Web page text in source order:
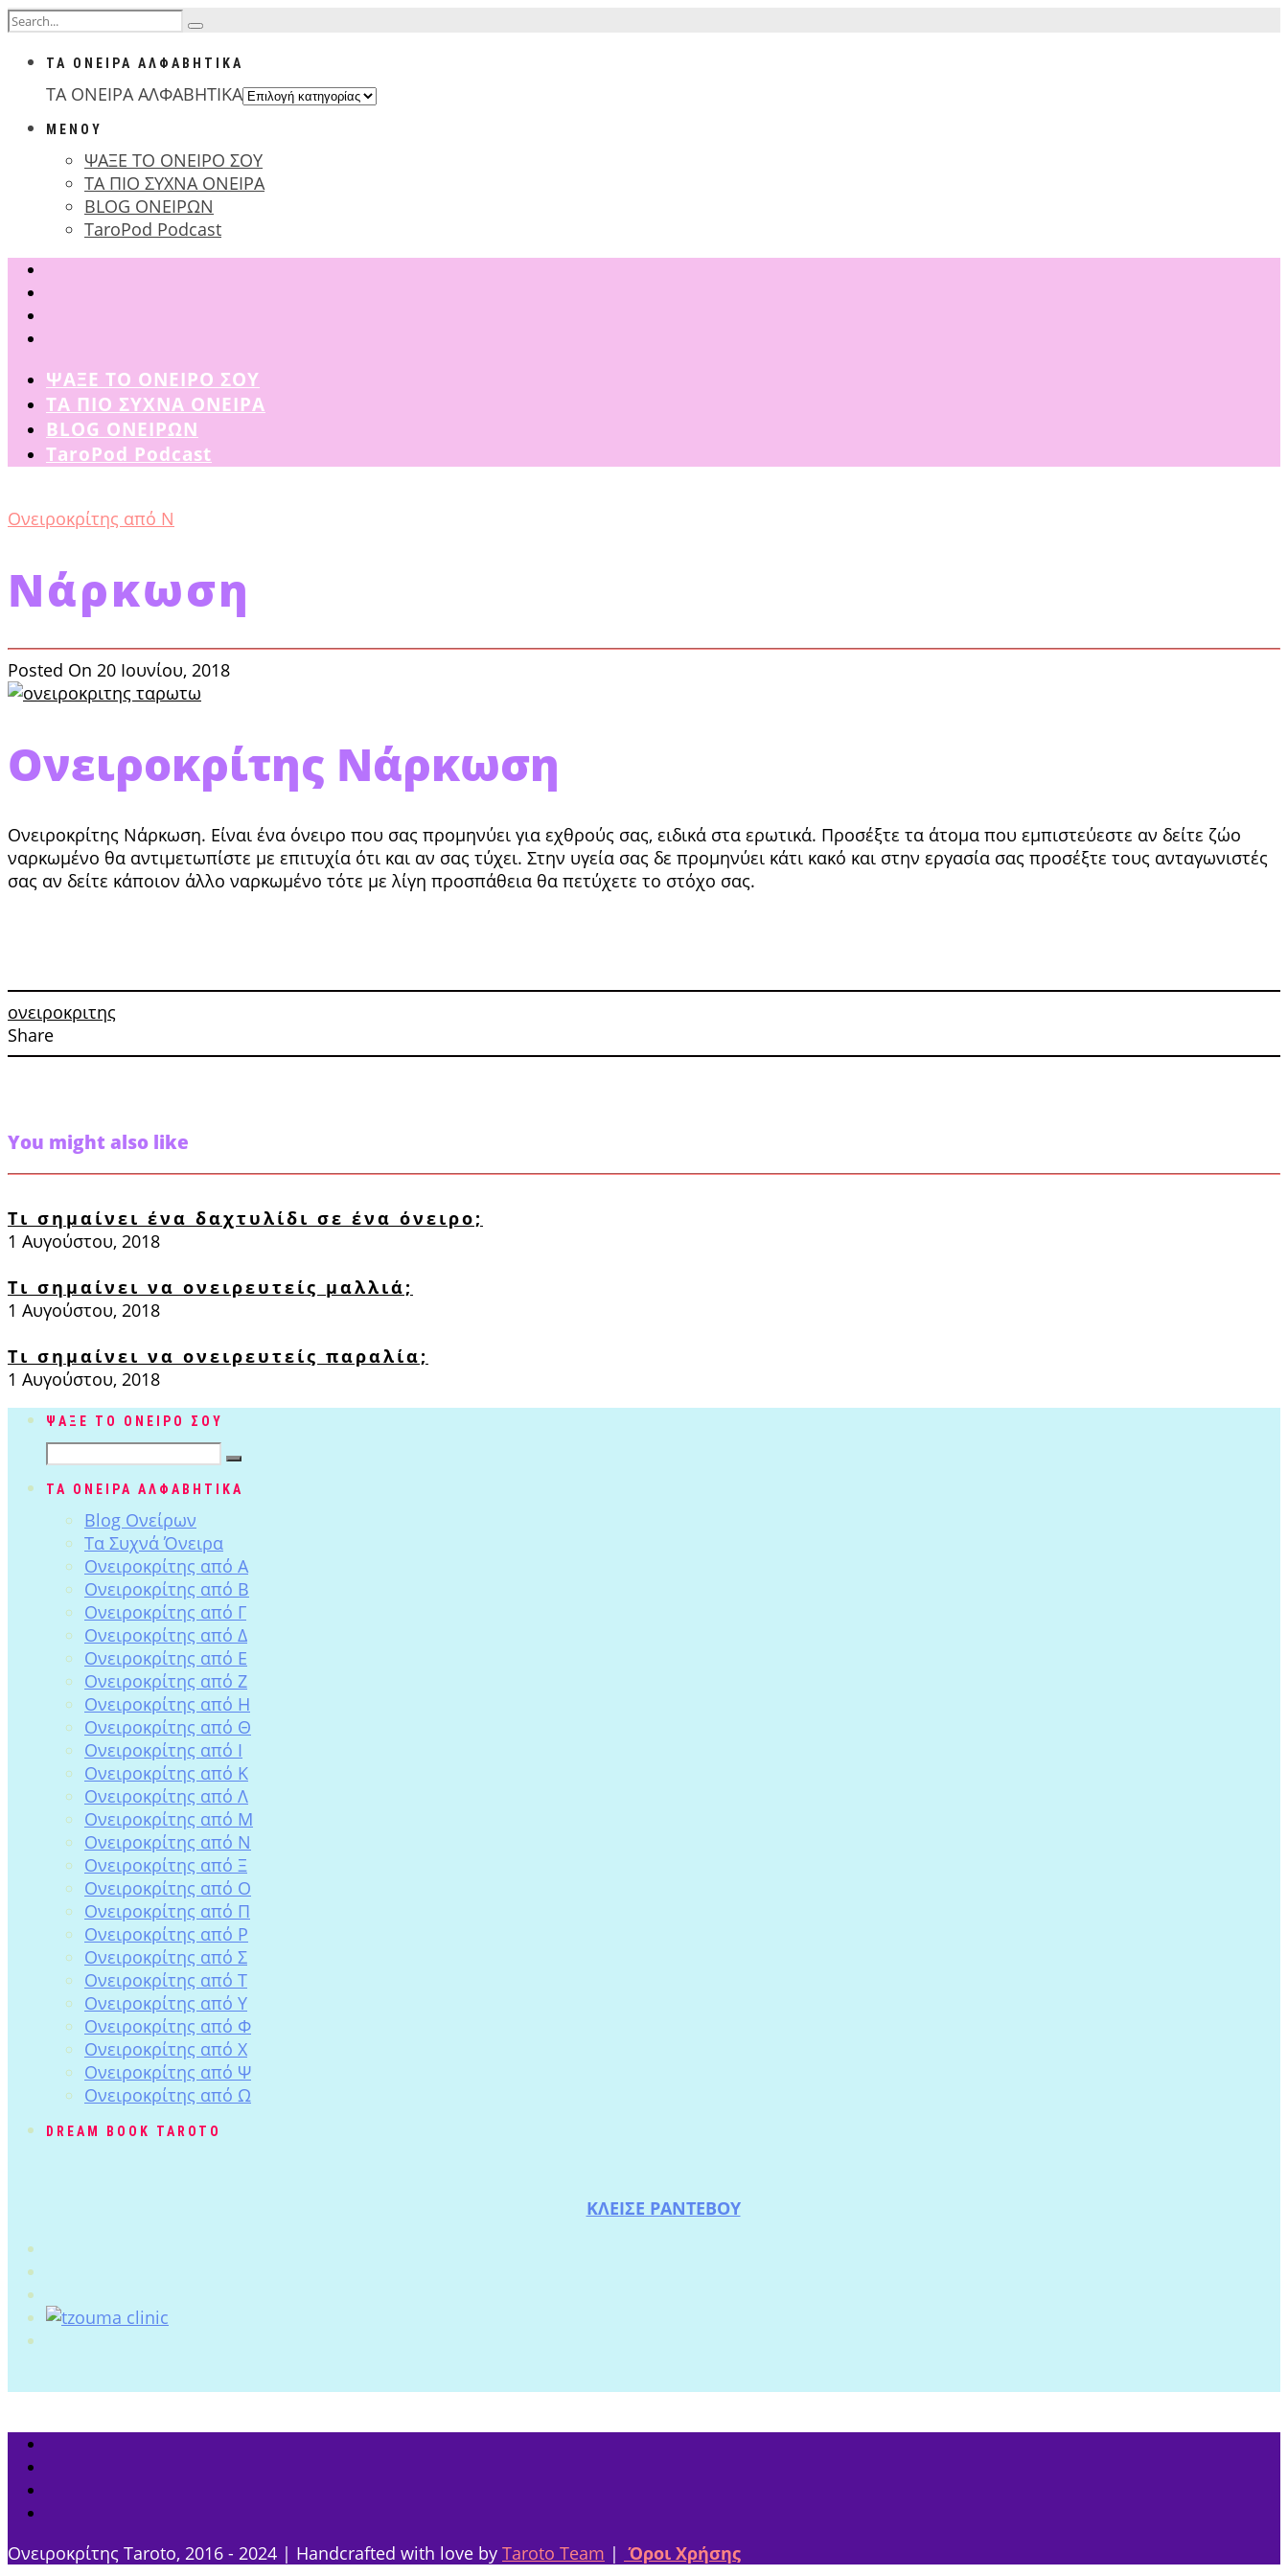
ΤΑ ΟΝΕΙΡΑ ΑΛΦΑΒΗΤΙΚΑ
ΤΑ ΟΝΕΙΡΑ ΑΛΦΑΒΗΤΙΚΑ
ΜΕΝΟΥ
ΨΑΞΕ ΤΟ ΟΝΕΙΡΟ ΣΟΥ
ΤΑ ΠΙΟ ΣΥΧΝΑ ΟΝΕΙΡΑ
BLOG ΟΝΕΙΡΩΝ
TaroPod Podcast
ΨΑΞΕ ΤΟ ΟΝΕΙΡΟ ΣΟΥ
ΤΑ ΠΙΟ ΣΥΧΝΑ ΟΝΕΙΡΑ
BLOG ΟΝΕΙΡΩΝ
TaroPod Podcast
Ονειροκρίτης από Ν
Νάρκωση
Posted On 20 Ιουνίου, 2018
Ονειροκρίτης Νάρκωση
Ονειροκρίτης Νάρκωση. Είναι ένα όνειρο που σας προμηνύει για εχθρούς σας, ειδικά στα ερωτικά. Προσέξτε τα άτομα που εμπιστεύεστε αν δείτε ζώο
ναρκωμένο θα αντιμετωπίστε με επιτυχία ότι και αν σας τύχει. Στην υγεία σας δε προμηνύει κάτι κακό και στην εργασία σας προσέξτε τους ανταγωνιστές
σας αν δείτε κάποιον άλλο ναρκωμένο τότε με λίγη προσπάθεια θα πετύχετε το στόχο σας.
ονειροκριτης
Share
You might also like
Τι σημαίνει ένα δαχτυλίδι σε ένα όνειρο;
1 Αυγούστου, 2018
Τι σημαίνει να ονειρευτείς μαλλιά;
1 Αυγούστου, 2018
Τι σημαίνει να ονειρευτείς παραλία;
1 Αυγούστου, 2018
ΨΑΞΕ ΤΟ ΟΝΕΙΡΟ ΣΟΥ
ΤΑ ΟΝΕΙΡΑ ΑΛΦΑΒΗΤΙΚΑ
Blog Ονείρων
Tα Συχνά Όνειρα
Ονειροκρίτης από Α
Ονειροκρίτης από Β
Ονειροκρίτης από Γ
Ονειροκρίτης από Δ
Ονειροκρίτης από Ε
Ονειροκρίτης από Ζ
Ονειροκρίτης από Η
Ονειροκρίτης από Θ
Ονειροκρίτης από Ι
Ονειροκρίτης από Κ
Ονειροκρίτης από Λ
Ονειροκρίτης από Μ
Ονειροκρίτης από Ν
Ονειροκρίτης από Ξ
Ονειροκρίτης από Ο
Ονειροκρίτης από Π
Ονειροκρίτης από Ρ
Ονειροκρίτης από Σ
Ονειροκρίτης από Τ
Ονειροκρίτης από Υ
Ονειροκρίτης από Φ
Ονειροκρίτης από Χ
Ονειροκρίτης από Ψ
Ονειροκρίτης από Ω
DREAM BOOK TAROTO
ΚΛΕΙΣΕ ΡΑΝΤΕΒΟΥ
Ονειροκρίτης Taroto, 2016 - 2024 | Handcrafted with love by Taroto Team | Όροι Χρήσης